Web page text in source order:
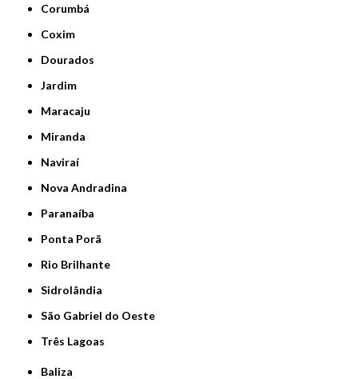
Corumbá
Coxim
Dourados
Jardim
Maracaju
Miranda
Naviraí
Nova Andradina
Paranaíba
Ponta Porã
Rio Brilhante
Sidrolândia
São Gabriel do Oeste
Três Lagoas
Baliza